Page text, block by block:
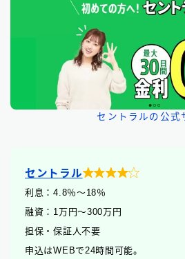
セントラルの公式
セントラル
利息：4.8％〜18％
融資：1万円〜300万円
担保・保証人不要
申込はWEBで24時間可能。